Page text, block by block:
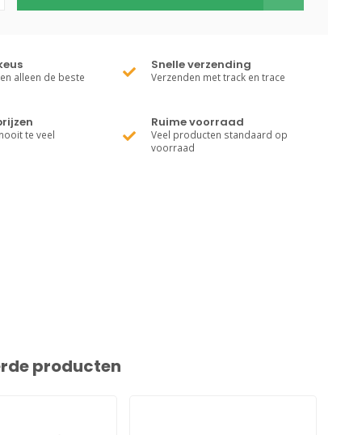
alleen de beste
Snelle verzending
Verzenden met track en trace
te veel
Ruime voorraad
Veel producten standaard op
voorraad
producten